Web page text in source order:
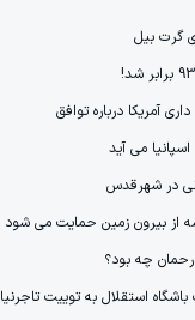
گرت بیل
آمریکا درباره توافق
می آید
در شهرقدس
از بیرون زمین حمایت می شود
چه بود؟
استقلال به توییت تاجرنیا